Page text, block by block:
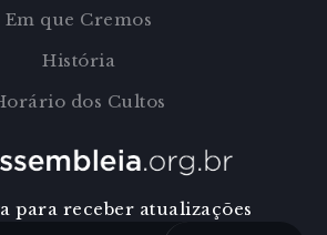
Em que Cremos
História
dos Cultos
para receber atualizações